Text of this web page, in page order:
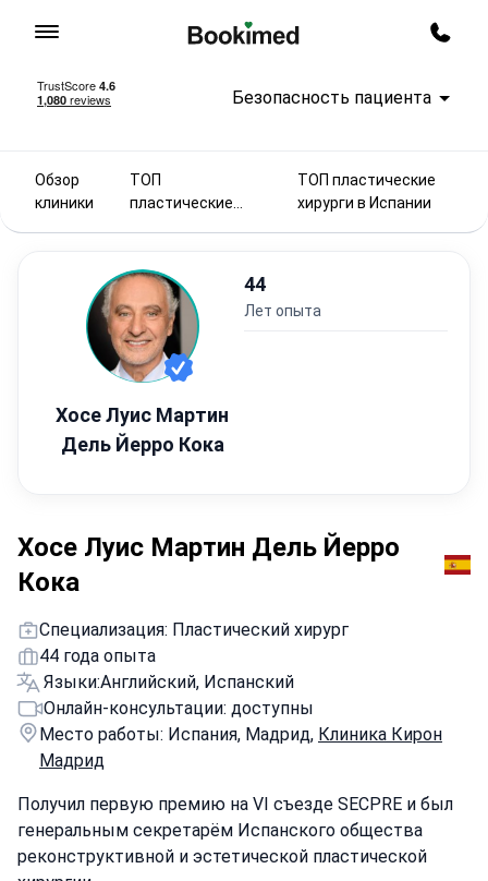
Безопасность пациента
Обзор
клиники
ТОП
пластические
ТОП пластические
хирурги в Испании
Хосе Луис Мартин
Дель Йерро Кока
44
лет опыта
Хосе Луис Мартин Дель Йерро
Кока
Специализация: Пластический хирург
44 года опыта
Языки:Английский, Испанский
Онлайн-консультации: доступны
Место работы: Испания, Мадрид, Клиника Кирон
Мадрид
Получил первую премию на VI съезде SECPRE и был
генеральным секретарём Испанского общества
реконструктивной и эстетической пластической